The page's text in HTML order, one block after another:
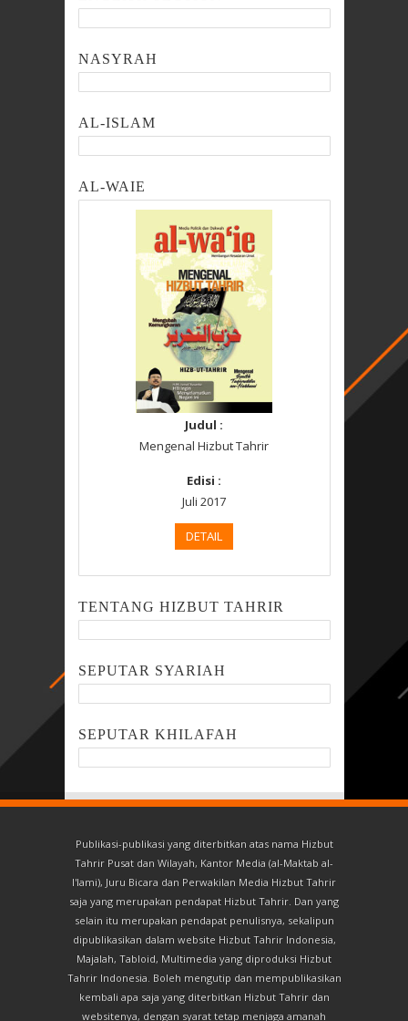
NASYRAH
AL-ISLAM
AL-WAIE
Judul :
Mengenal Hizbut Tahrir
Edisi :
Juli 2017
DETAIL
TENTANG HIZBUT TAHRIR
SEPUTAR SYARIAH
SEPUTAR KHILAFAH
Publikasi-publikasi yang diterbitkan atas nama Hizbut
Tahrir Pusat dan Wilayah, Kantor Media (al-Maktab al-
I'lami), Juru Bicara dan Perwakilan Media Hizbut Tahrir
saja yang merupakan pendapat Hizbut Tahrir. Dan yang
selain itu merupakan pendapat penulisnya, sekalipun
dipublikasikan dalam website Hizbut Tahrir Indonesia,
Majalah, Tabloid, Multimedia yang diproduksi Hizbut
Tahrir Indonesia. Boleh mengutip dan mempublikasikan
kembali apa saja yang diterbitkan Hizbut Tahrir dan
websitenya, dengan syarat tetap menjaga amanah